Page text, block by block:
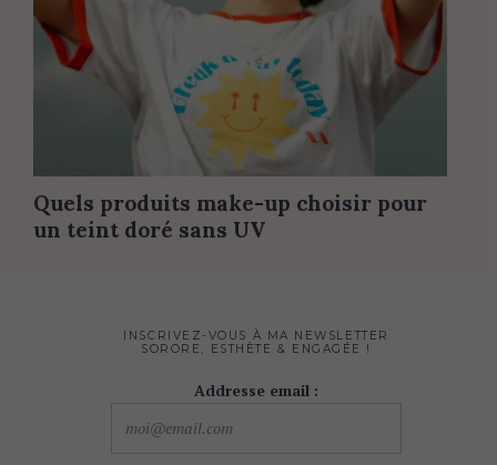
Quels produits make-up choisir pour
un teint doré sans UV
INSCRIVEZ-VOUS À MA NEWSLETTER
SORORE, ESTHÈTE & ENGAGÉE !
Addresse email :